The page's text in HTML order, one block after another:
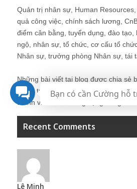
Quản trị nhân sự, Human
quả công việc, chính sách lương,
điểm cân bằng, tuyển dụng, đào
ngộ, nhân sự, tổ chức, cơ cấu tổ
Nhân sự, trưởng phòng Nhân sự, tái
Những bài viết tại blog được chia sẻ
Quản trị Nhân sự Nguyễn Hùng
thành viên khác trong cộng đồng
Recent Comments
Lê Minh
Bạn có cần Cường hỗ